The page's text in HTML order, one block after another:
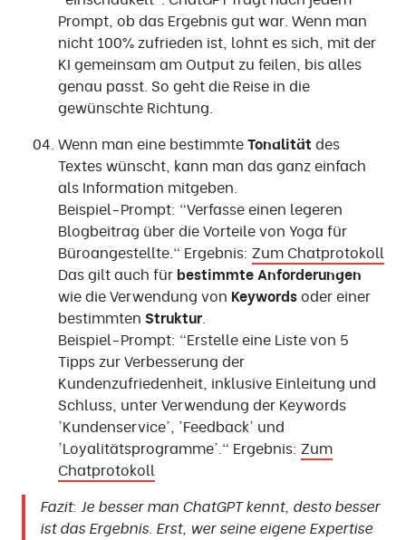
Prompt, ob das Ergebnis gut war. Wenn man
nicht 100% zufrieden ist, lohnt es sich, mit der
KI gemeinsam am Output zu feilen, bis alles
genau passt. So geht die Reise in die
gewünschte Richtung.
Wenn man eine bestimmteTonalität des
Textes wünscht, kann man das ganz einfach
als Information mitgeben.
Beispiel-Prompt: "Verfasse einen legeren
Blogbeitrag über die Vorteile von Yoga für
Büroangestellte." Ergebnis: Zum Chatprotokoll
Das gilt auch für bestimmte Anforderungen
wie die Verwendung von Keywordsoder einer
bestimmten Struktur
Beispiel-Prompt: "Erstelle eine Liste von 5
Tipps zur Verbesserung der
Kundenzufriedenheit, inklusive Einleitung und
Schluss, unter Verwendung der Keywords
'Kundenservice', 'Feedback' und
'Loyalitätsprogramme'." Ergebnis: Zum
Chatprotokoll
Fazit: Je besser man ChatGPT kennt, desto besser
ist das Ergebnis. Erst, wer seine eigene Expertise